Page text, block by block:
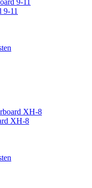
9-11
XH-8